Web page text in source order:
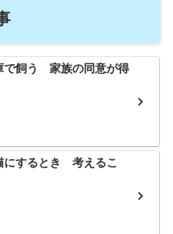
で飼う 家族の同意が得
にするとき 考えるこ